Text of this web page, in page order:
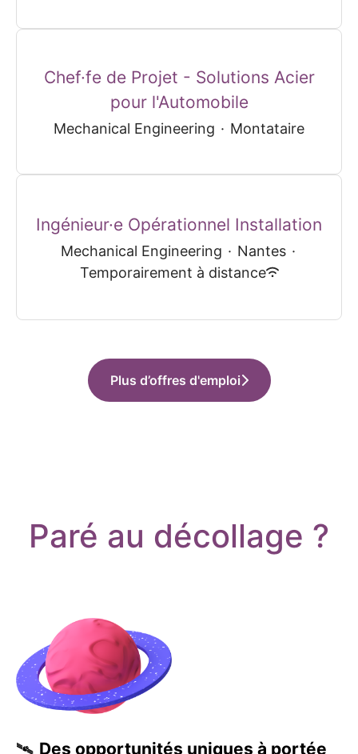
Chef·fe de Projet - Solutions Acier
pour l'Automobile
Mechanical Engineering · Montataire
Ingénieur·e Opérationnel Installation
Mechanical Engineering · Nantes ·
Temporairement à distance
Plus d’offres d'emploi
Paré au décollage ?
🛰️ Des opportunités uniques à portée